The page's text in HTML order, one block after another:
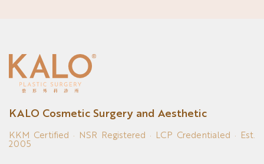
KALO Cosmetic Surgery and Aesthetic
KKM Certified · NSR Registered · LCP Credentialed · Est.
2005